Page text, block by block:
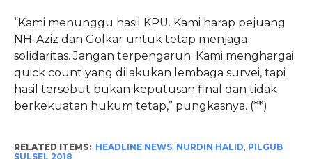
“Kami menunggu hasil KPU. Kami harap pejuang
NH-Aziz dan Golkar untuk tetap menjaga
solidaritas. Jangan terpengaruh. Kami menghargai
quick count yang dilakukan lembaga survei, tapi
hasil tersebut bukan keputusan final dan tidak
berkekuatan hukum tetap,” pungkasnya. (**)
RELATED ITEMS: HEADLINE NEWS, NURDIN HALID, PILGUB
SULSEL 2018